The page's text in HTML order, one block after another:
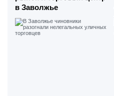
в Заволжье